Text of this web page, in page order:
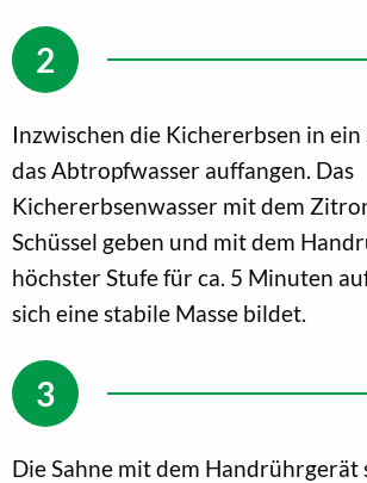
Inzwischen die Kichererbsen in ein
das Abtropfwasser auffangen. Das
Kichererbsenwasser mit dem
Schüssel geben und mit dem
höchster Stufe für ca. 5 Minuten
sich eine stabile Masse bildet.
Die Sahne mit dem Handrührgerät